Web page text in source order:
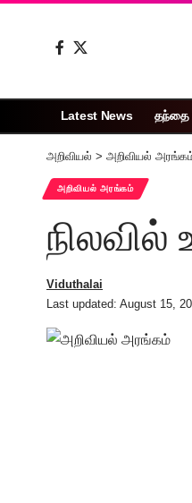
Latest News தந்தை
அறிவியல் > அறிவியல்
அறிவியல் அரங்கம்
நிலவில்
Last updated: August 15,
Viduthalai